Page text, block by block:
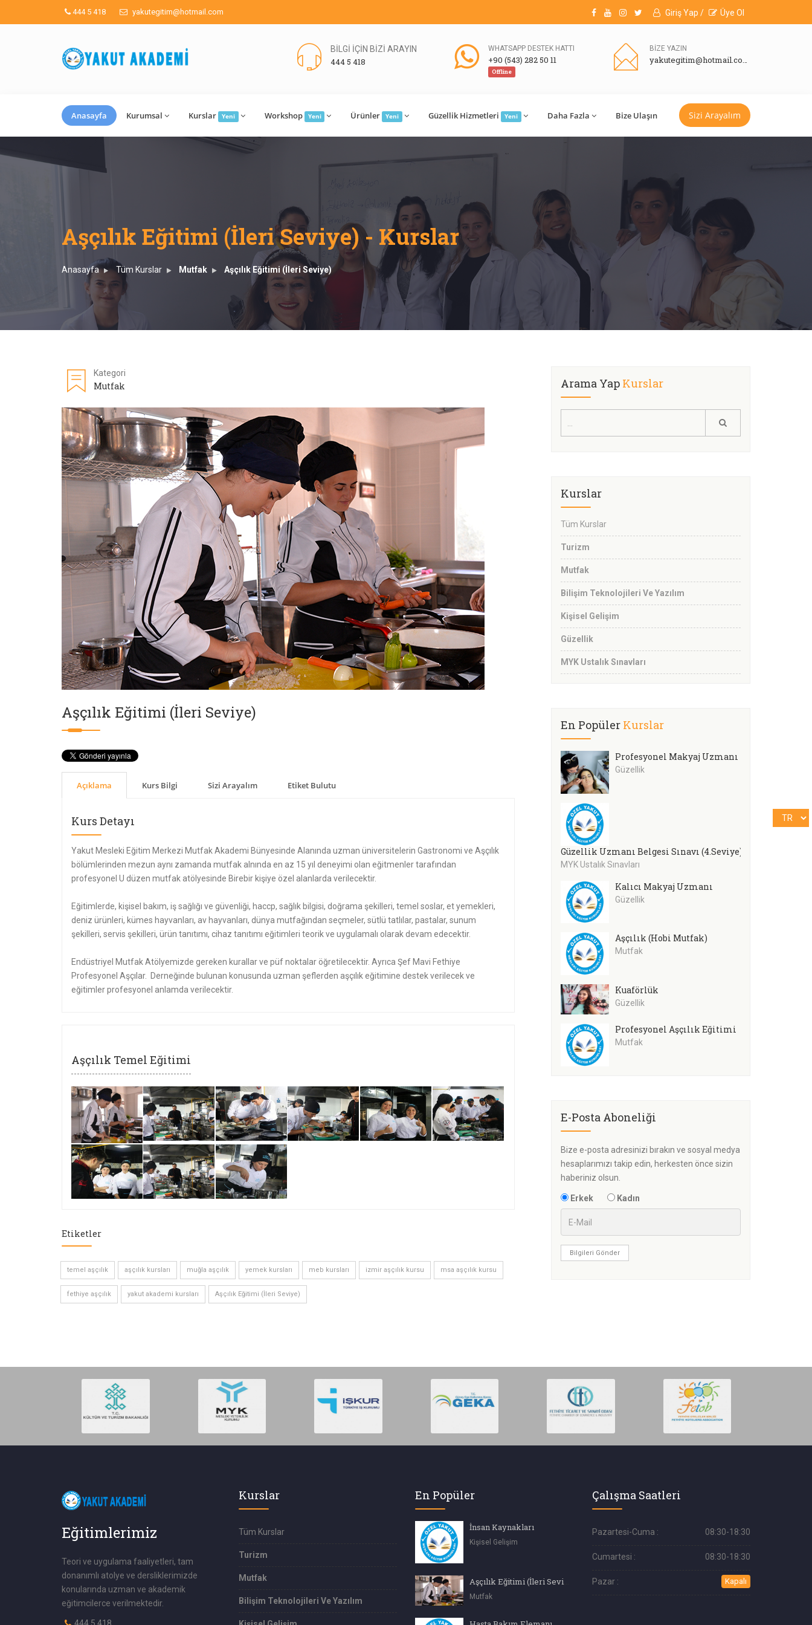
444 5 418 yakutegitim@hotmail.com Giriş Yap / Üye Ol
BİLGİ İÇİN BİZİ ARAYIN
444 5 418
WHATSAPP DESTEK HATTI
+90 (543) 282 50 11
Offline
BİZE YAZIN
yakutegitim@hotmail.com
Anasayfa Kurumsal Kurslar Yeni Workshop Yeni Ürünler Yeni Güzellik Hizmetleri Yeni Daha Fazla Bize Ulaşın Sizi Arayalım
Aşçılık Eğitimi (İleri Seviye) - Kurslar
Anasayfa Tüm Kurslar Mutfak Aşçılık Eğitimi (İleri Seviye)
Kategori
Mutfak
Aşçılık Eğitimi (İleri Seviye)
Açıklama Kurs Bilgi Sizi Arayalım Etiket Bulutu
Kurs Detayı
Yakut Mesleki Eğitim Merkezi Mutfak Akademi Bünyesinde Alanında uzman üniversitelerin Gastronomi ve Aşçılık
bölümlerinden mezun aynı zamanda mutfak alnında en az 15 yıl deneyimi olan eğitmenler tarafından
profesyonel U düzen mutfak atölyesinde Birebir kişiye özel alanlarda verilecektir.
Eğitimlerde, kişisel bakım, iş sağlığı ve güvenliği, haccp, sağlık bilgisi, doğrama şekilleri, temel soslar, et yemekleri,
deniz ürünleri, kümes hayvanları, av hayvanları, dünya mutfağından seçmeler, sütlü tatlılar, pastalar, sunum
şekilleri, servis şekilleri, ürün tanıtımı, cihaz tanıtımı eğitimleri teorik ve uygulamalı olarak devam edecektir.
Endüstriyel Mutfak Atölyemizde gereken kurallar ve püf noktalar öğretilecektir. Ayrıca Şef Mavi Fethiye
Profesyonel Aşçılar. Derneğinde bulunan konusunda uzman şeflerden aşçılık eğitimine destek verilecek ve
eğitimler profesyonel anlamda verilecektir.
Aşçılık Temel Eğitimi
Etiketler
temel aşçılık aşçılık kursları muğla aşçılık yemek kursları meb kursları izmir aşçılık kursu msa aşçılık kursu
fethiye aşçılık yakut akademi kursları Aşçılık Eğitimi (İleri Seviye)
Arama Yap Kurslar
Kurslar
Tüm Kurslar
Turizm
Mutfak
Bilişim Teknolojileri Ve Yazılım
Kişisel Gelişim
Güzellik
MYK Ustalık Sınavları
En Popüler Kurslar
Profesyonel Makyaj Uzmanı
Güzellik
Güzellik Uzmanı Belgesi Sınavı (4.Seviye)
MYK Ustalık Sınavları
Kalıcı Makyaj Uzmanı
Güzellik
Aşçılık (Hobi Mutfak)
Mutfak
Kuaförlük
Güzellik
Profesyonel Aşçılık Eğitimi
Mutfak
E-Posta Aboneliği
Bize e-posta adresinizi bırakın ve sosyal medya
hesaplarımızı takip edin, herkesten önce sizin
haberiniz olsun.
Erkek Kadın
Bilgileri Gönder
Eğitimlerimiz
Teori ve uygulama faaliyetleri, tam
donanımlı atolye ve dersliklerimizde
konularında uzman ve akademik
eğitimcilerce verilmektedir.
444 5 418
Kurslar
Tüm Kurslar
Turizm
Mutfak
Bilişim Teknolojileri Ve Yazılım
En Popüler
İnsan Kaynakları
Kişisel Gelişim
Mutfak
Çalışma Saatleri
Pazartesi-Cuma : 08:30-18:30
Cumartesi : 08:30-18:30
Pazar : Kapalı